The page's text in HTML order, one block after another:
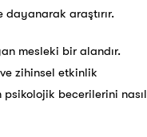
araştırır.
mesleki bir alandır.
zihinsel etkinlik
becerilerini nasıl